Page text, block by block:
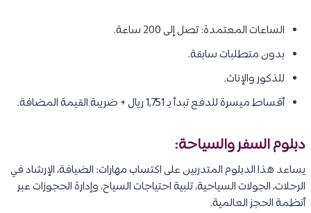
الساعات المعتمدة: تصل إلى 200 ساعة.
بدون متطلبات سابقة.
للذكور والإناث.
أقساط ميسرة للدفع تبدأ بـ 1,751 ريال + ضريبة القيمة المضافة.
دبلوم السفر والسياحة:
يساعد هذا الدبلوم المتدربين على اكتساب مهارات: الضيافة، الإرشاد في
الرحلات، الجولات السياحية، تلبية احتياجات السياح، وإدارة الحجوزات عبر
أنظمة الحجز العالمية.